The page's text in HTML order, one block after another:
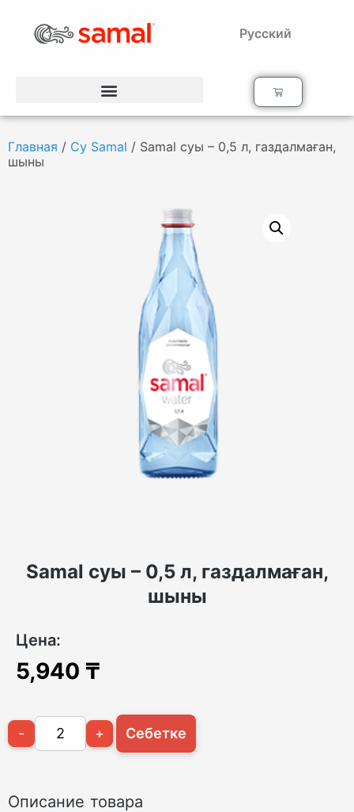
Русский
Главная / Су Samal / Samal суы – 0,5 л, газдалмаған,
шыны
Samal суы – 0,5 л, газдалмаған,
шыны
Цена:
5,940 ₸
- + Себетке
Описание товара